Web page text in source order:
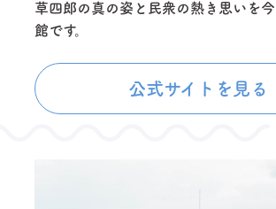
草四郎の真の姿と民衆の熱き思いを
館です。
公式サイトを見る